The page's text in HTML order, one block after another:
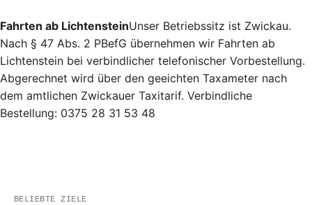
Fahrten ab LichtensteinUnser Betriebssitz ist Zwickau.
Nach § 47 Abs. 2 PBefG übernehmen wir Fahrten ab
Lichtenstein bei verbindlicher telefonischer Vorbestellung.
Abgerechnet wird über den geeichten Taxameter nach
dem amtlichen Zwickauer Taxitarif. Verbindliche
Bestellung: 0375 28 31 53 48
BELIEBTE ZIELE